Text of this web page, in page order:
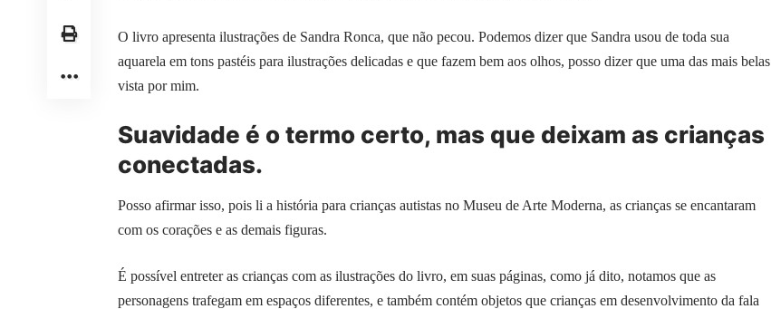
O livro apresenta ilustrações de Sandra Ronca, que não pecou. Podemos dizer que Sandra usou de toda sua
aquarela em tons pastéis para ilustrações delicadas e que fazem bem aos olhos, posso dizer que uma das mais belas
vista por mim.
Suavidade é o termo certo, mas que deixam as crianças
conectadas.
Posso afirmar isso, pois li a história para crianças autistas no Museu de Arte Moderna, as crianças se encantaram
com os corações e as demais figuras.
É possível entreter as crianças com as ilustrações do livro, em suas páginas, como já dito, notamos que as
personagens trafegam em espaços diferentes, e também contém objetos que crianças em desenvolvimento da fala